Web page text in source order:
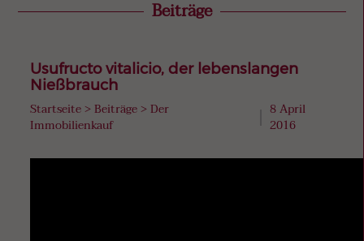
Beiträge
Usufructo vitalicio, der lebenslangen
Nießbrauch
Startseite >Beiträge >Der
Immobilienkauf
8 April
2016